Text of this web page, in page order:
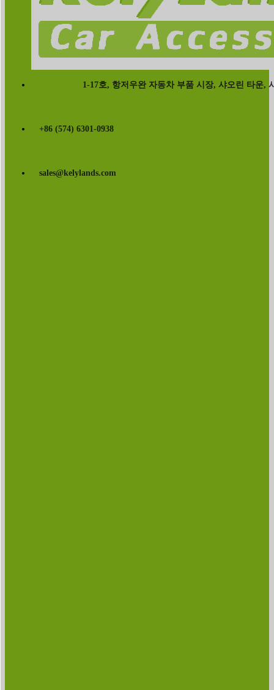
1-17호, 항저우완 자동차 부품 시장, 샤오린 타운,
+86 (574) 6301-0938
sales@kelylands.com